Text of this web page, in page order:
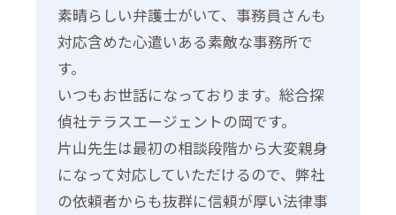
素晴らしい弁護士がいて、事務員さんも
対応含めた心遣いある素敵な事務所で
す。
いつもお世話になっております。総合探
偵社テラスエージェントの岡です。
片山先生は最初の相談段階から大変親身
になって対応していただけるので、弊社
の依頼者からも抜群に信頼が厚い法律事